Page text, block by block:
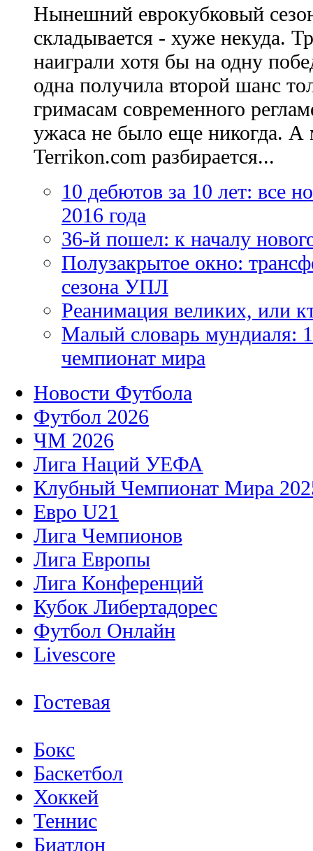
Нынешний еврокубковый
складывается - хуже некуда.
наиграли хотя бы на одну
одна получила второй шанс
гримасам современного
ужаса не было еще никогда. А
Terrikon.com разбирается...
10 дебютов за 10 лет: все
2016 года
36-й пошел: к началу
Полузакрытое окно:
сезона УПЛ
Реанимация великих, или
Малый словарь мундиаля:
чемпионат мира
Новости Футбола
Футбол 2026
ЧМ 2026
Лига Наций УЕФА
Клубный Чемпионат Мира
Евро U21
Лига Чемпионов
Лига Европы
Лига Конференций
Кубок Либертадорес
Футбол Онлайн
Livescore
Гостевая
Бокс
Баскетбол
Хоккей
Теннис
Биатлон